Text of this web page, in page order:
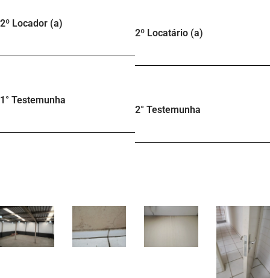
2º Locador (a)
1° Testemunha
2º Locatário (a)
2° Testemunha